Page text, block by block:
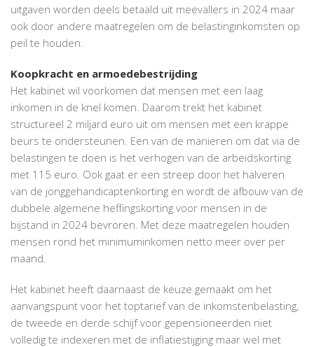
uitgaven worden deels betaald uit meevallers in 2024 maar
ook door andere maatregelen om de belastinginkomsten op
peil te houden.
Koopkracht en armoedebestrijding
Het kabinet wil voorkomen dat mensen met een laag
inkomen in de knel komen. Daarom trekt het kabinet
structureel 2 miljard euro uit om mensen met een krappe
beurs te ondersteunen. Een van de manieren om dat via de
belastingen te doen is het verhogen van de arbeidskorting
met 115 euro. Ook gaat er een streep door het halveren
van de jonggehandicaptenkorting en wordt de afbouw van de
dubbele algemene heffingskorting voor mensen in de
bijstand in 2024 bevroren. Met deze maatregelen houden
mensen rond het minimuminkomen netto meer over per
maand.
Het kabinet heeft daarnaast de keuze gemaakt om het
aanvangspunt voor het toptarief van de inkomstenbelasting,
de tweede en derde schijf voor gepensioneerden niet
volledig te indexeren met de inflatiestijging maar wel met